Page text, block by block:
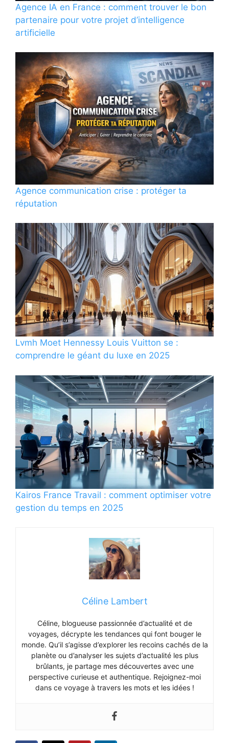
Agence IA en France : comment trouver le bon
partenaire pour votre projet d’intelligence
artificielle
Agence communication crise : protéger ta
réputation
Lvmh Moet Hennessy Louis Vuitton se :
comprendre le géant du luxe en 2025
Kairos France Travail : comment optimiser votre
gestion du temps en 2025
Céline Lambert
Céline, blogueuse passionnée d’actualité et de
voyages, décrypte les tendances qui font bouger le
monde. Qu’il s’agisse d’explorer les recoins cachés de la
planète ou d’analyser les sujets d’actualité les plus
brûlants, je partage mes découvertes avec une
perspective curieuse et authentique. Rejoignez-moi
dans ce voyage à travers les mots et les idées !